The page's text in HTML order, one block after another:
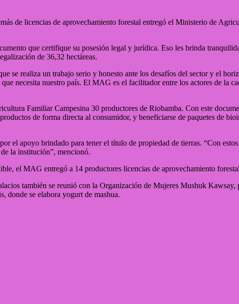
de licencias de aprovechamiento forestal entregó el Ministerio de
que certifique su posesión legal y jurídica. Eso les brinda
de 36,32 hectáreas.
se realiza un trabajo serio y honesto ante los desafíos del sector y el
necesita nuestro país. El MAG es el facilitador entre los actores de la
Familiar Campesina 30 productores de Riobamba. Con este
de forma directa al consumidor, y beneficiarse de paquetes de
el apoyo brindado para tener el título de propiedad de tierras. “Con
la institución”, mencionó.
el MAG entregó a 14 productores licencias de aprovechamiento
también se reunió con la Organización de Mujeres Mushuk Kawsay,
donde se elabora yogurt de mashua.